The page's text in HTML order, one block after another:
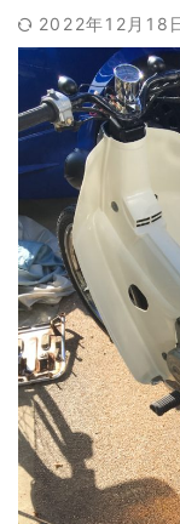
2022年12月18